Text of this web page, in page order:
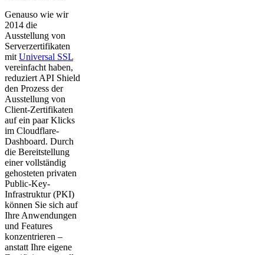
Genauso wie wir
2014 die
Ausstellung von
Serverzertifikaten
mit Universal SSL
vereinfacht haben,
reduziert API Shield
den Prozess der
Ausstellung von
Client-Zertifikaten
auf ein paar Klicks
im Cloudflare-
Dashboard. Durch
die Bereitstellung
einer vollständig
gehosteten privaten
Public-Key-
Infrastruktur (PKI)
können Sie sich auf
Ihre Anwendungen
und Features
konzentrieren –
anstatt Ihre eigene